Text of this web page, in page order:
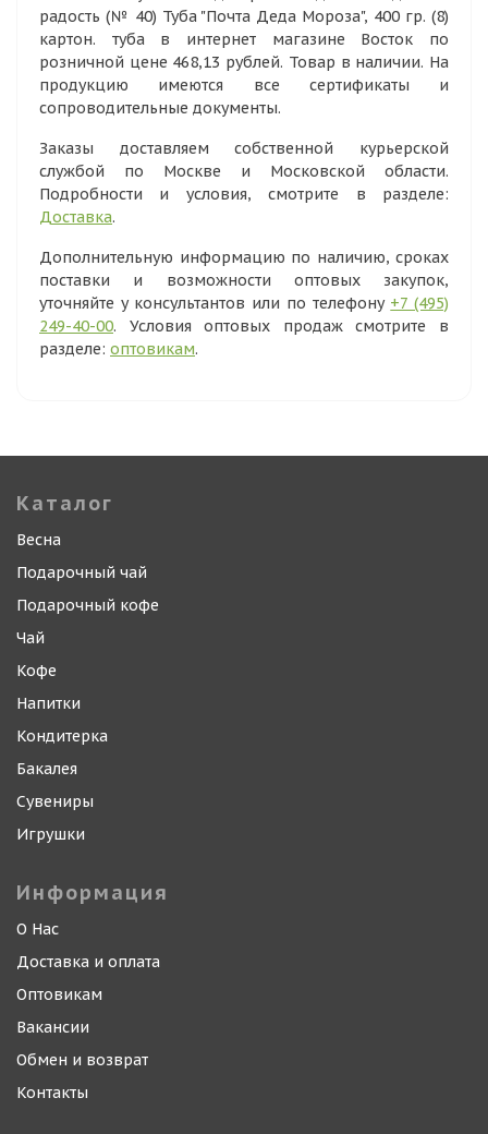
радость (№ 40) Туба "Почта Деда Мороза", 400 гр. (8)
картон. туба в интернет магазине Восток по
розничной цене 468,13 рублей. Товар в наличии. На
продукцию имеются все сертификаты и
сопроводительные документы.
Заказы доставляем собственной курьерской
службой по Москве и Московской области.
Подробности и условия, смотрите в разделе:
Доставка.
Дополнительную информацию по наличию, сроках
поставки и возможности оптовых закупок,
уточняйте у консультантов или по телефону +7 (495)
249-40-00. Условия оптовых продаж смотрите в
разделе: оптовикам.
Каталог
Весна
Подарочный чай
Подарочный кофе
Чай
Кофе
Напитки
Кондитерка
Бакалея
Сувениры
Игрушки
Информация
О Нас
Доставка и оплата
Оптовикам
Вакансии
Обмен и возврат
Контакты